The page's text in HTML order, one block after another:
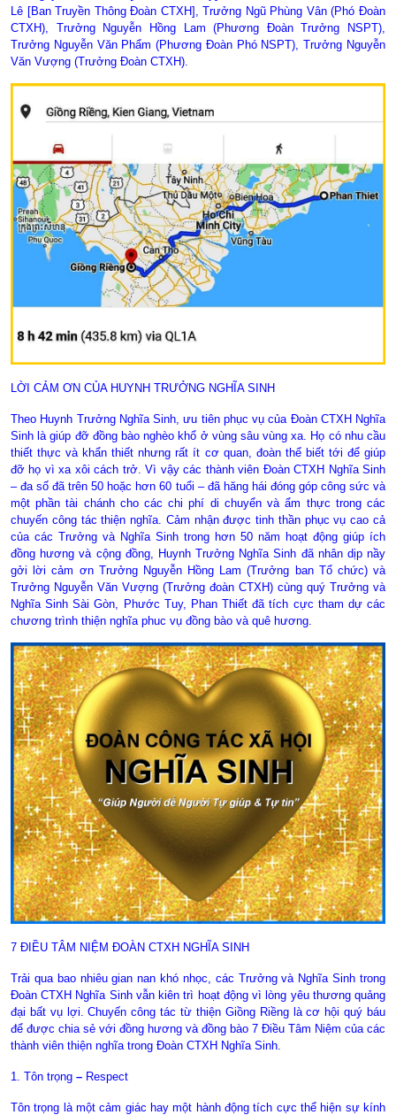
Lê [Ban Truyền Thông Đoàn CTXH], Trưởng Ngũ Phùng Vân (Phó Đoàn
CTXH), Trưởng Nguyễn Hồng Lam (Phương Đoàn Trưởng NSPT),
Trưởng Nguyễn Văn Phẩm (Phương Đoàn Phó NSPT), Trưởng Nguyễn
Văn Vượng (Trưởng Đoàn CTXH).
LỜI CẢM ƠN CỦA HUYNH TRƯỞNG NGHĨA SINH
Theo Huynh Trưởng Nghĩa Sinh, ưu tiên phục vụ của Đoàn CTXH Nghĩa
Sinh là giúp đỡ đồng bào nghèo khổ ở vùng sâu vùng xa. Họ có nhu cầu
thiết thực và khẩn thiết nhưng rất ít cơ quan, đoàn thể biết tới để giúp
đỡ họ vì xa xôi cách trở. Vì vậy các thành viên Đoàn CTXH Nghĩa Sinh
– đa số đã trên 50 hoặc hơn 60 tuổi – đã hăng hái đóng góp công sức và
một phần tài chánh cho các chi phí di chuyển và ẩm thực trong các
chuyến công tác thiện nghĩa. Cảm nhận được tinh thần phục vụ cao cả
của các Trưởng và Nghĩa Sinh trong hơn 50 năm hoạt động giúp ích
đồng hương và cộng đồng, Huynh Trưởng Nghĩa Sinh đã nhân dịp nầy
gởi lời cảm ơn Trưởng Nguyễn Hồng Lam (Trưởng ban Tổ chức) và
Trưởng Nguyễn Văn Vượng (Trưởng đoàn CTXH) cùng quý Trưởng và
Nghĩa Sinh Sài Gòn, Phước Tuy, Phan Thiết đã tích cực tham dự các
chương trình thiện nghĩa phuc vụ đồng bào và quê hương.
7 ĐIỀU TÂM NIỆM ĐOÀN CTXH NGHĨA SINH
Trải qua bao nhiêu gian nan khó nhọc, các Trưởng và Nghĩa Sinh trong
Đoàn CTXH Nghĩa Sinh vẫn kiên trì hoạt động vì lòng yêu thương quảng
đại bất vụ lợi. Chuyến công tác từ thiện Giồng Riềng là cơ hội quý báu
để được chia sẻ với đồng hương và đồng bào 7 Điều Tâm Niệm của các
thành viên thiện nghĩa trong Đoàn CTXH Nghĩa Sinh.
1. Tôn trọng – Respect
Tôn trọng là một cảm giác hay một hành động tích cực thể hiện sự kính